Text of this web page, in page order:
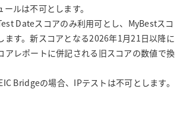
ルは不可とします。
Dateスコアのみ利用可とし、MyBestスコ
ます。新スコアとなる2026年1月21日以降に
アレポートに併記される旧スコアの数値で換
Bridgeの場合、IPテストは不可とします。